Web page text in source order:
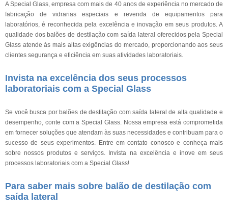
A Special Glass, empresa com mais de 40 anos de experiência no mercado de
fabricação de vidrarias especiais e revenda de equipamentos para
laboratórios, é reconhecida pela excelência e inovação em seus produtos. A
qualidade dos balões de destilação com saída lateral oferecidos pela Special
Glass atende às mais altas exigências do mercado, proporcionando aos seus
clientes segurança e eficiência em suas atividades laboratoriais.
Invista na excelência dos seus processos
laboratoriais com a Special Glass
Se você busca por balões de destilação com saída lateral de alta qualidade e
desempenho, conte com a Special Glass. Nossa empresa está comprometida
em fornecer soluções que atendam às suas necessidades e contribuam para o
sucesso de seus experimentos. Entre em contato conosco e conheça mais
sobre nossos produtos e serviços. Invista na excelência e inove em seus
processos laboratoriais com a Special Glass!
Para saber mais sobre balão de destilação com
saída lateral